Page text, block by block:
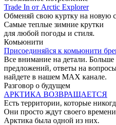
Trade In от Arctic Explorer
Обменяй свою куртку на новую
Самые теплые зимние крутки
для любой погоды и стиля.
Комьюнити
Присоединяйся к комьюнити
Все внимание на детали.
предложений, ответы на
найдете в нашем MAX канале.
Разговор о будущем
АРКТИКА ВОЗВРАЩАЕТСЯ
Есть территории, которые
Они просто ждут своего
Арктика была одной из них.